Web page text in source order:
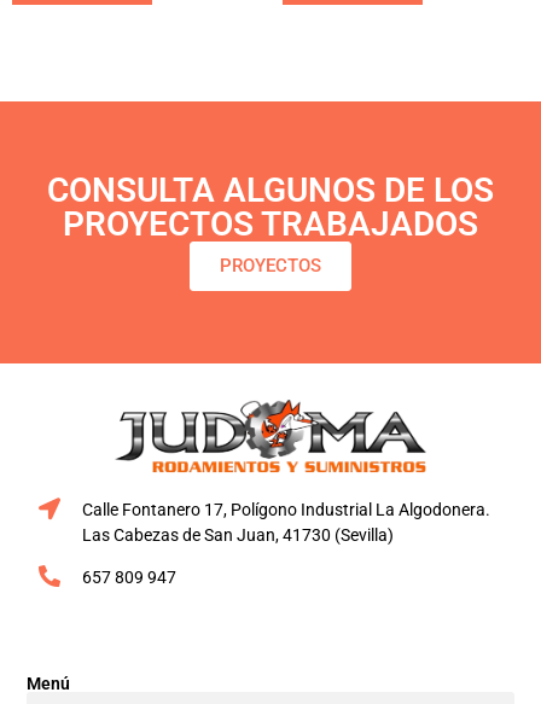
CONSULTA ALGUNOS DE LOS
PROYECTOS TRABAJADOS
PROYECTOS
Calle Fontanero 17, Polígono Industrial La Algodonera.
Las Cabezas de San Juan, 41730 (Sevilla)
657 809 947
Menú